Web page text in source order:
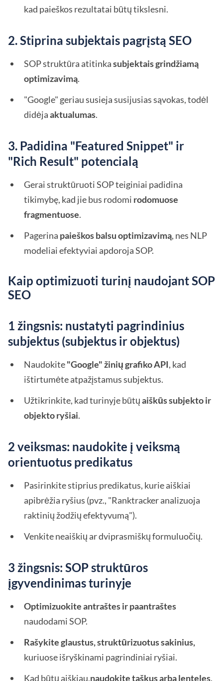
kad paieškos rezultatai būtų tikslesni.
2. Stiprina subjektais pagrįstą SEO
SOP struktūra atitinkasubjektais grindžiamą
optimizavimą.
"Google" geriau susieja susijusias sąvokas, todėl
didėjaaktualumas.
3. Padidina "Featured Snippet" ir
"Rich Result" potencialą
Gerai struktūruoti SOP teiginiai padidina
tikimybę, kad jie bus rodomi rodomuose
fragmentuose.
Pagerina paieškos balsu optimizavimą, nes NLP
modeliai efektyviai apdoroja SOP.
Kaip optimizuoti turinį naudojant SOP
SEO
1 žingsnis: nustatyti pagrindinius
subjektus (subjektus ir objektus)
Naudokite"Google" žinių grafiko API, kad
ištirtumėte atpažįstamus subjektus.
Užtikrinkite, kad turinyje būtųaiškūs subjekto ir
objekto ryšiai.
2 veiksmas: naudokite į veiksmą
orientuotus predikatus
Pasirinkite stiprius predikatus, kurie aiškiai
apibrėžia ryšius (pvz., "Ranktracker analizuoja
raktinių žodžių efektyvumą").
Venkite neaiškių ar dviprasmiškų formuluočių.
3 žingsnis: SOP struktūros
įgyvendinimas turinyje
Optimizuokite antraštes ir paantraštes
naudodami SOP.
Rašykite glaustus, struktūrizuotus sakinius,
kuriuose išryškinami pagrindiniai ryšiai.
Kad būtų aiškiau,naudokite taškus arba lenteles.